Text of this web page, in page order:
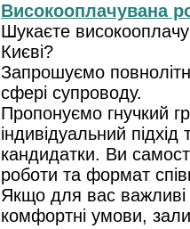
Високооплачувана
Шукаєте
Києві?
Запрошуємо
сфері супроводу.
Пропонуємо гнучкий
індивідуальний
кандидатки. Ви
роботи та формат
Якщо для вас важливі
комфортні умови,